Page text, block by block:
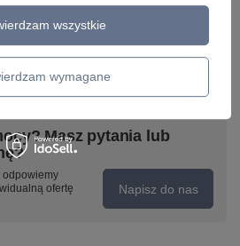
Masz pytania lub
odpowiemy
ofertę
Napisz do nas
wymagane
wszystkie